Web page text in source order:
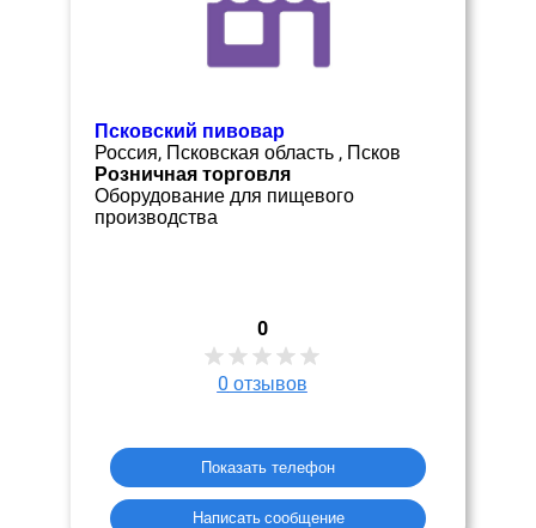
Псковский пивовар
Россия, Псковская область , Псков
Розничная торговля
Оборудование для пищевого
производства
0
0 отзывов
Показать телефон
Написать сообщение